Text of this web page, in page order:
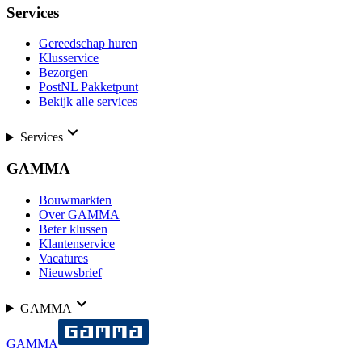
Services
Gereedschap huren
Klusservice
Bezorgen
PostNL Pakketpunt
Bekijk alle services
Services
GAMMA
Bouwmarkten
Over GAMMA
Beter klussen
Klantenservice
Vacatures
Nieuwsbrief
GAMMA
GAMMA